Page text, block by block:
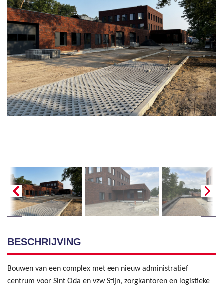
BESCHRIJVING
Bouwen van een complex met een nieuw administratief
centrum voor Sint Oda en vzw Stijn, zorgkantoren en logistieke